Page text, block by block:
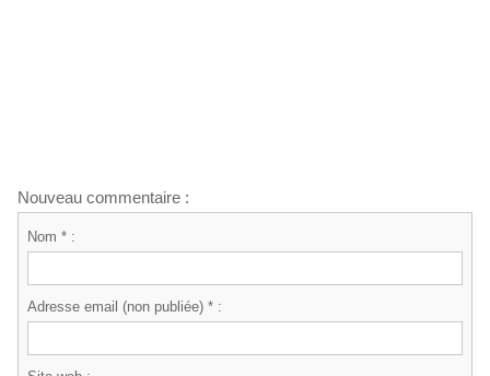
Nouveau commentaire :
Nom * :
Adresse email (non publiée) * :